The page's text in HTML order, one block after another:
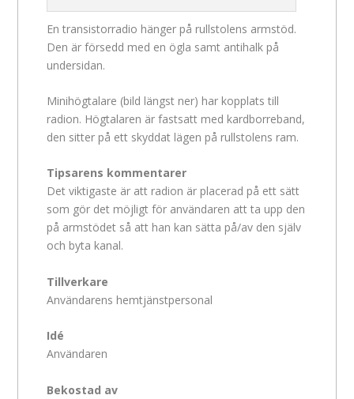
En transistorradio hänger på rullstolens armstöd.
Den är försedd med en ögla samt antihalk på
undersidan.
Minihögtalare (bild längst ner) har kopplats till
radion. Högtalaren är fastsatt med kardborreband,
den sitter på ett skyddat lägen på rullstolens ram.
Tipsarens kommentarer
Det viktigaste är att radion är placerad på ett sätt
som gör det möjligt för användaren att ta upp den
på armstödet så att han kan sätta på/av den själv
och byta kanal.
Tillverkare
Användarens hemtjänstpersonal
Idé
Användaren
Bekostad av